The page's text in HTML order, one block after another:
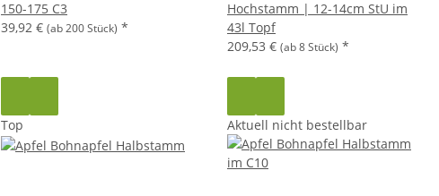
150-175 C3
39,92 € (ab 200 Stück) *
Hochstamm | 12-14cm StU im
43l Topf
209,53 € (ab 8 Stück) *
Top Aktuell nicht bestellbar